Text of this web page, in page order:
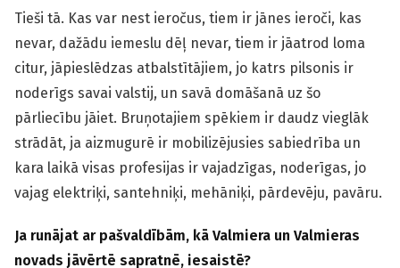
Tieši tā. Kas var nest ieročus, tiem ir jānes ieroči, kas
nevar, dažādu iemeslu dēļ nevar, tiem ir jāatrod loma
citur, jāpieslēdzas atbalstītājiem, jo katrs pilsonis ir
noderīgs savai valstij, un savā domāšanā uz šo
pārliecību jāiet. Bruņotajiem spēkiem ir daudz vieglāk
strādāt, ja aizmugurē ir mobilizējusies sabiedrība un
kara laikā visas profesijas ir vajadzīgas, noderīgas, jo
vajag elektriķi, santehniķi, mehāniķi, pārdevēju, pavāru.
Ja runājat ar pašvaldībām, kā Valmiera un Valmieras
novads jāvērtē sapratnē, iesaistē?